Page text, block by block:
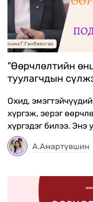
"Өөрчлөлтийн
туулагчдын
Охид,
хүргэж, эерэг
хүргэдэг билээ. Энэ удаа жендэрт суурилсан
хүчирхийлэл, хүний
эмэгтэйүүдийн дуу
зорилготой "Даван
бүлгийн талаар
А.Амартүвшин